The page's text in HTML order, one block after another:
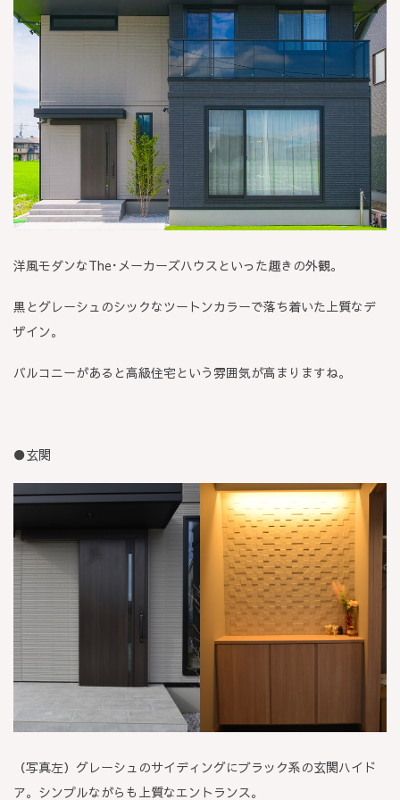
洋風モダンなThe･メーカーズハウスといった趣きの外観。
黒とグレーシュのシックなツートンカラーで落ち着いた上質なデ
ザイン。
バルコニーがあると高級住宅という雰囲気が高まりますね。
●玄関
（写真左）グレーシュのサイディングにブラック系の玄関ハイド
ア。シンプルながらも上質なエントランス。